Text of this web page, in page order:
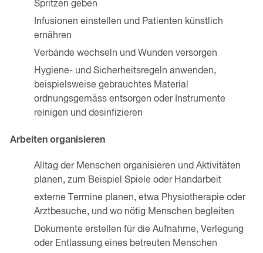
Spritzen geben
Infusionen einstellen und Patienten künstlich
ernähren
Verbände wechseln und Wunden versorgen
Hygiene- und Sicherheitsregeln anwenden,
beispielsweise gebrauchtes Material
ordnungsgemäss entsorgen oder Instrumente
reinigen und desinfizieren
Arbeiten organisieren
Alltag der Menschen organisieren und Aktivitäten
planen, zum Beispiel Spiele oder Handarbeit
externe Termine planen, etwa Physiotherapie oder
Arztbesuche, und wo nötig Menschen begleiten
Dokumente erstellen für die Aufnahme, Verlegung
oder Entlassung eines betreuten Menschen